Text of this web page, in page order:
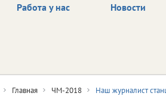
Работа у нас Новости
Главная ЧМ-2018 Наш журналист